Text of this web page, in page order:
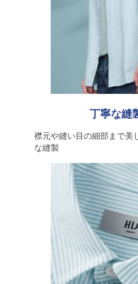
丁寧な縫
襟元や縫い目の細部まで美
な縫製